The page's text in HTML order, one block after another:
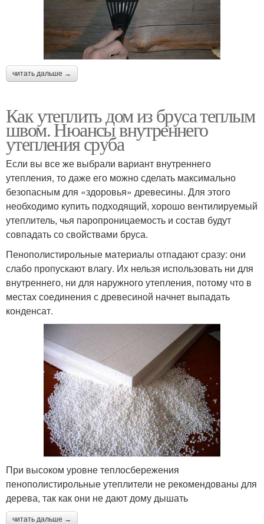
читать дальше →
Как утеплить дом из бруса теплым
швом. Нюансы внутреннего
утепления сруба
Если вы все же выбрали вариант внутреннего
утепления, то даже его можно сделать максимально
безопасным для «здоровья» древесины. Для этого
необходимо купить подходящий, хорошо вентилируемый
утеплитель, чья паропроницаемость и состав будут
совпадать со свойствами бруса.
Пенополистирольные материалы отпадают сразу: они
слабо пропускают влагу. Их нельзя использовать ни для
внутреннего, ни для наружного утепления, потому что в
местах соединения с древесиной начнет выпадать
конденсат.
При высоком уровне теплосбережения
пенополистирольные утеплители не рекомендованы для
дерева, так как они не дают дому дышать
читать дальше →